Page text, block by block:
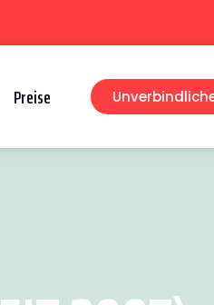
Preise